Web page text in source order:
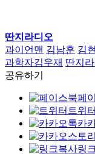
딴지라디오
과이언맨 김남훈 김
과학자김우재 딴지
공유하기
페
트위터
카
링